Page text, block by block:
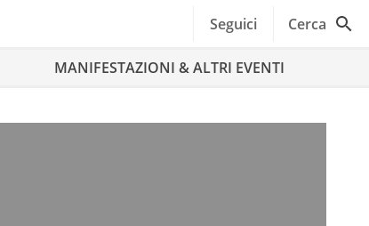
Seguici Cerca
MANIFESTAZIONI & ALTRI EVENTI